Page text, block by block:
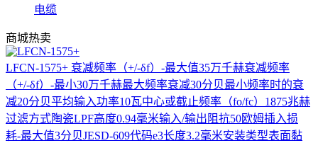
电缆
商城热卖
LFCN-1575+ 衰减频率（+/-δf）-最大值35万千赫衰减频率
（+/-δf）-最小30万千赫最大频率衰减30分贝最小频率时的衰
减20分贝平均输入功率10瓦中心或截止频率（fo/fc）1875兆赫
过滤方式陶瓷LPF高度0.94毫米输入/输出阻抗50欧姆插入损
耗-最大值3分贝JESD-609代码e3长度3.2毫米安装类型表面黏